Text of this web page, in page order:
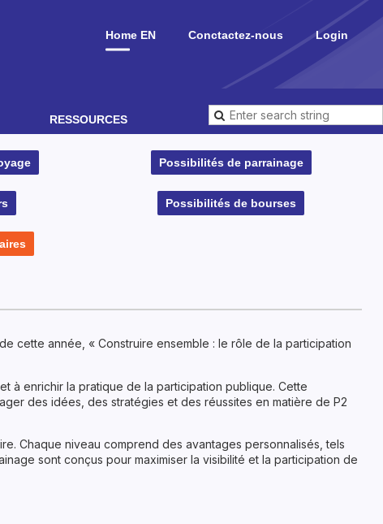
Home EN Conctactez-nous Login
RESSOURCES
Possibilités de parrainage
Possibilités de bourses
de cette année, « Construire ensemble : le rôle de la participation
à enrichir la pratique de la participation publique. Cette
des idées, des stratégies et des réussites en matière de P2
Chaque niveau comprend des avantages personnalisés, tels
sont conçus pour maximiser la visibilité et la participation de